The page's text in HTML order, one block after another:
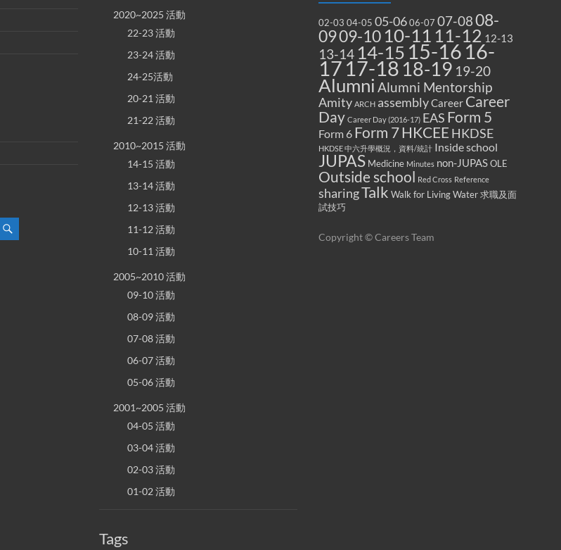
2020~2025 活動
22-23 活動
23-24 活動
24-25活動
20-21 活動
21-22 活動
2010~2015 活動
14-15 活動
13-14 活動
12-13 活動
11-12 活動
10-11 活動
2005~2010 活動
09-10 活動
08-09 活動
07-08 活動
06-07 活動
05-06 活動
2001~2005 活動
04-05 活動
03-04 活動
02-03 活動
01-02 活動
Tags
02-03 04-05 05-0606-07 07-0808-
0909-10 10-11 11-12 12-13
13-14 14-15 15-16 16-
17 17-18 18-19 19-20
Alumni Alumni Mentorship
Amity ARCH assemblyCareer Career
Day Career Day (2016-17) EAS Form 5
Form 6 Form 7HKCEE HKDSE
HKDSE 中六升學概況，資料/統計 Inside school
JUPAS Medicine Minutes non-JUPASOLE
Outside school Red Cross Reference
sharingTalk Walk for Living Water求職及面
試技巧
Copyright © Careers Team